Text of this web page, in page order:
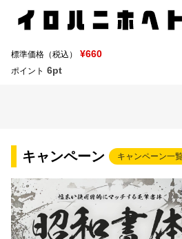
標準価格（税込） ¥660
ポイント 6pt
キャンペーン キャンペーン一